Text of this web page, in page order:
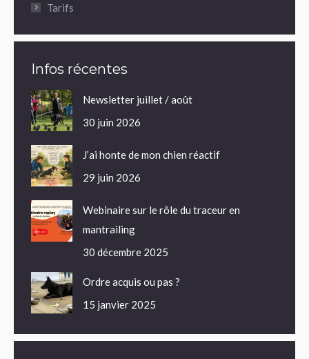
Tarifs
Infos récentes
Newsletter juillet / août
30 juin 2026
J’ai honte de mon chien réactif
29 juin 2026
Webinaire sur le rôle du traceur en
mantrailing
30 décembre 2025
Ordre acquis ou pas ?
15 janvier 2025